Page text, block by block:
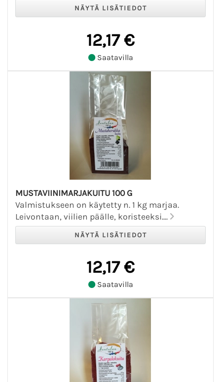
12,17 €
Saatavilla
MUSTAVIINIMARJAKUITU 100 G
Valmistukseen on käytetty n. 1 kg marjaa.
Leivontaan, viilien päälle, koristeeksi....
12,17 €
Saatavilla